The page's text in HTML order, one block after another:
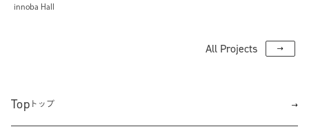
innoba Hall
All Projects
Top トップ